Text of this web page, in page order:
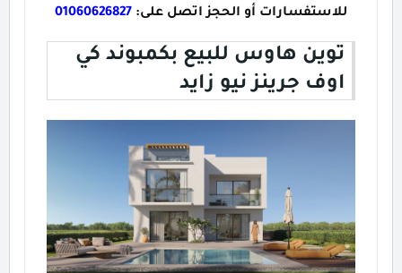
للاستفسارات أو الحجز اتصل على: 01060626827
توين هاوس للبيع بكمبوند كي
اوف جرينز نيو زايد